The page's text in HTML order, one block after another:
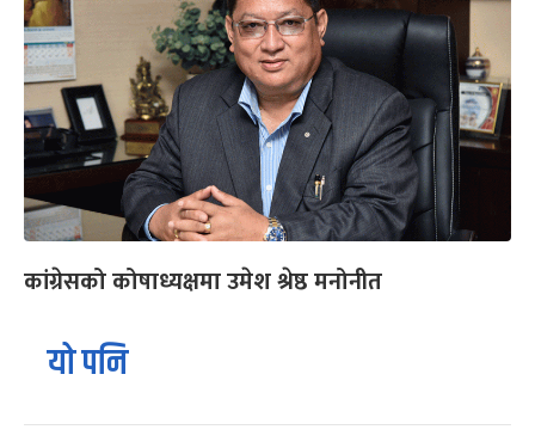
कांग्रेसको कोषाध्यक्षमा उमेश श्रेष्ठ मनोनीत
यो पनि